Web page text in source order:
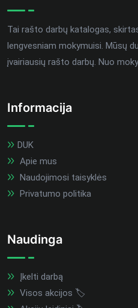
Tai rašto darbų katalogas,
lengvesniam mokymuisi. Mūsų
įvairiausių rašto darbų. Nuo
Informacija
DUK
Apie mus
Naudojimosi taisyklės
Privatumo politika
Naudinga
Įkelti darbą
Visos akcijos 🏷️